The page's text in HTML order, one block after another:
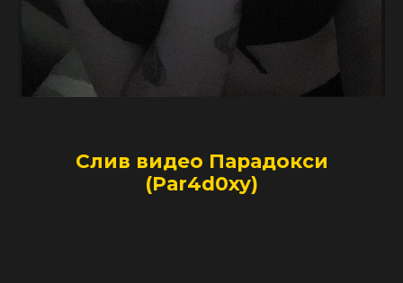
Слив видео Парадокси
(Par4d0xy)